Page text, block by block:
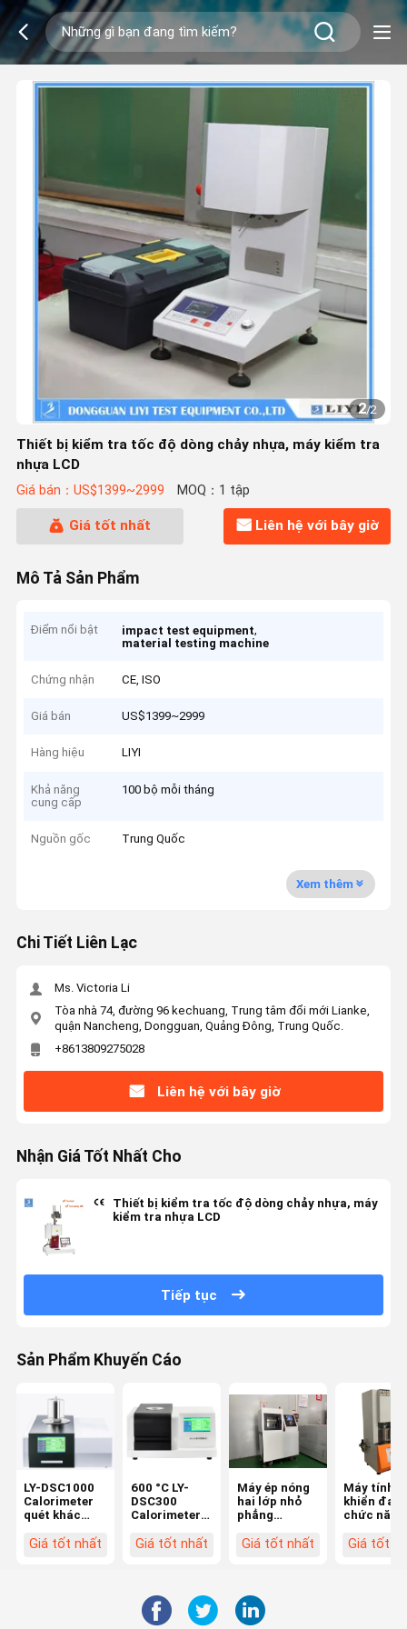
2/2
Thiết bị kiểm tra tốc độ dòng chảy nhựa, máy kiểm tra
nhựa LCD
Giá bán：US$1399~2999 MOQ：1 tập
Giá tốt nhất Liên hệ với bây giờ
Mô Tả Sản Phẩm
Điểm nổi bật impact test equipment,
material testing machine
Chứng nhận CE, ISO
Giá bán US$1399~2999
Hàng hiệu LIYI
Khả năng
cung cấp
100 bộ mỗi tháng
Nguồn gốc Trung Quốc
Xem thêm
Chi Tiết Liên Lạc
Ms. Victoria Li
Tòa nhà 74, đường 96 kechuang, Trung tâm đổi mới Lianke,
quận Nancheng, Dongguan, Quảng Đông, Trung Quốc.
+8613809275028
Liên hệ với bây giờ
Nhận Giá Tốt Nhất Cho
Thiết bị kiểm tra tốc độ dòng chảy nhựa, máy
kiểm tra nhựa LCD
Tiếp tục
Sản Phẩm Khuyến Cáo
LY-DSC1000
Calorimeter
quét khác
1150°C
Giá tốt nhất
600 °C LY-
DSC300
Calorimeter
biệt DSC
Giá tốt nhất
Máy ép nóng
hai lớp nhỏ
phẳng
cho nhựa
Giá tốt nhất
Máy tính
khiển đa
chức năng
Rheometer
Giá tốt